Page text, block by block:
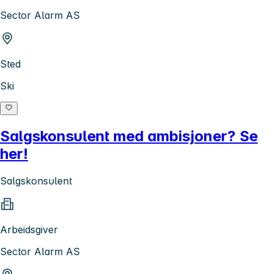
Sector Alarm AS
Sted
Ski
Salgskonsulent med ambisjoner? Se
her!
Salgskonsulent
Arbeidsgiver
Sector Alarm AS